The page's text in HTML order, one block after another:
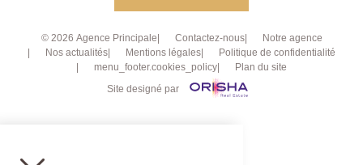
© 2026 Agence Principale Contactez-nous
Notre agence
Nos actualités
Mentions légales
Politique de confidentialité
menu_footer.cookies_policy
Plan du site
Site designé par